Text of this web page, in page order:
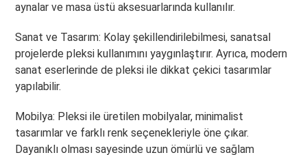
aynalar ve masa üstü aksesuarlarında kullanılır.
Sanat ve Tasarım: Kolay şekillendirilebilmesi, sanatsal
projelerde pleksi kullanımını yaygınlaştırır. Ayrıca, modern
sanat eserlerinde de pleksi ile dikkat çekici tasarımlar
yapılabilir.
Mobilya: Pleksi ile üretilen mobilyalar, minimalist
tasarımlar ve farklı renk seçenekleriyle öne çıkar.
Dayanıklı olması sayesinde uzun ömürlü ve sağlam